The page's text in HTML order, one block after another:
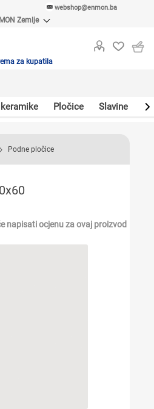
webshop@enmon.ba
Zemlje
MKD
za kupatila
Pločice Slavine
Podne pločice
napisati ocjenu za ovaj proizvod